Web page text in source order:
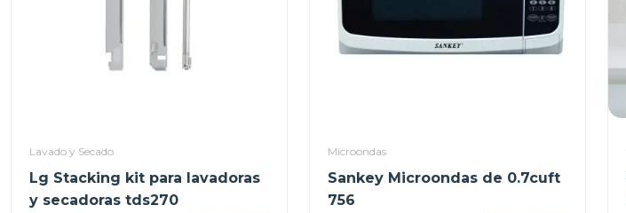
Lavado y Secado
Lg Stacking kit para lavadoras
y secadoras tds270
Microondas
Sankey Microondas de 0.7cuft
756